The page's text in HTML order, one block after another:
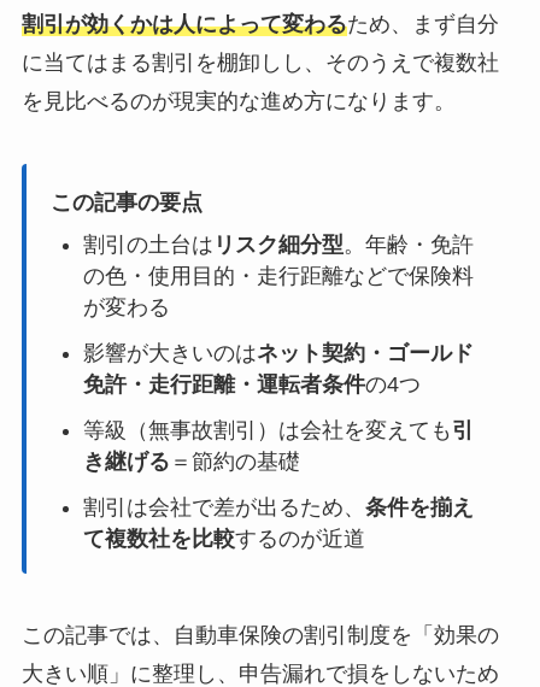
割引が効くかは人によって変わるため、まず自分
に当てはまる割引を棚卸しし、そのうえで複数社
を見比べるのが現実的な進め方になります。
この記事の要点
割引の土台は リスク細分型。年齢・免許
の色・使用目的・走行距離などで保険料
が変わる
影響が大きいのはネット契約・ゴールド
免許・走行距離・運転者条件の4つ
等級（無事故割引）は会社を変えても 引
き継げる ＝節約の基礎
割引は会社で差が出るため、 条件を揃え
て複数社を比較するのが近道
この記事では、自動車保険の割引制度を「効果の
大きい順」に整理し、申告漏れで損をしないため